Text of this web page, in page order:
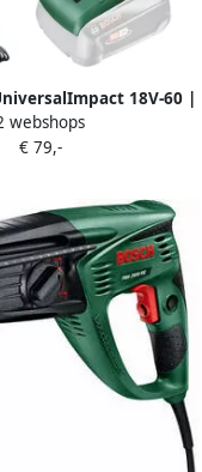
18V-60 |
| met
| Excl. Accu en Lader
webshops
€ 79,-